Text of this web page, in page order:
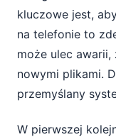
kluczowe jest,
na telefonie to
może ulec
nowymi plikami.
przemyślany
W pierwszej